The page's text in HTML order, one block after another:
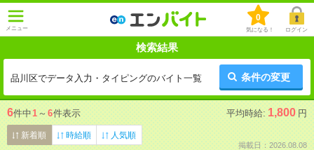
メニュー
0
気になる！ ログイン
検索結果
品川区でデータ入力・タイピングのバイト一覧 条件の変更
6件中1 ～ 6件表示 平均時給: 1,800 円
新着順 時給順 人気順
掲載日：2026.08.08